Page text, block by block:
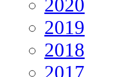
2020
2019
2018
2017